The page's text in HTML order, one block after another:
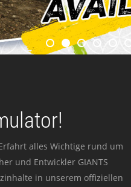
alles Wichtige rund um
und Entwickler GIANTS
in unserem offiziellen